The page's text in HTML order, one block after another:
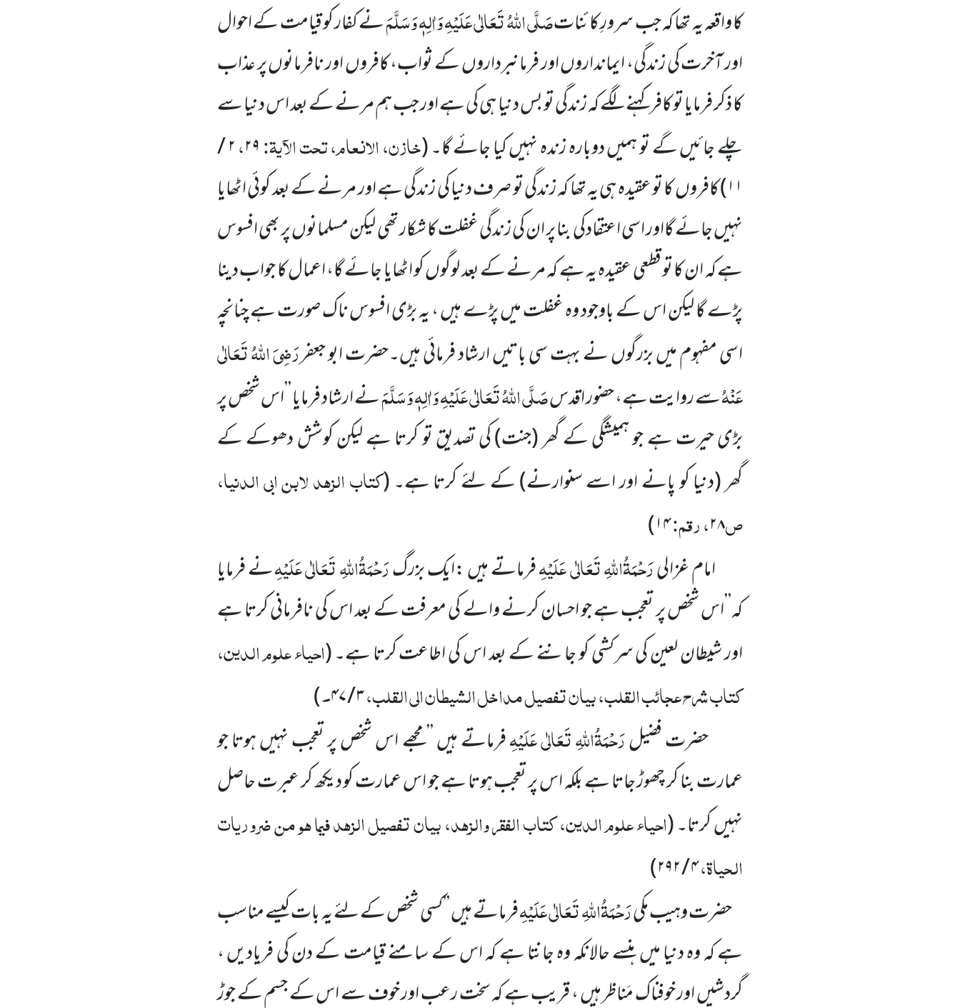
کا واقعہ یہ تھا کہ جب سرورِ کائناتصَلَّی اللہُ تَعَالٰی عَلَیْہِ وَاٰلِہٖ وَسَلَّمَنے کفار کو قیامت کے احوال
اور آخرت کی زندگی، ایمانداروں اور فرمانبرداروں کے ثواب، کافروں اور نافرمانوں پر عذاب
کا ذکر فرمایا تو کافر کہنے لگے کہ زندگی تو بس دنیا ہی کی ہے اور جب ہم مرنے کے بعد اس دنیا سے
چلے جائیں گے تو ہمیں دوبارہ زندہ نہیں کیا جائے گا۔(خازن، الانعام، تحت الآیۃ:۲۹، ۲ /
۱۱)کافروں کا تو عقیدہ ہی یہ تھا کہ زندگی تو صرف دنیا کی زندگی ہے اور مرنے کے بعد کوئی اٹھایا
نہیں جائے گااور اسی اعتقادکی بنا پر ان کی زندگی غفلت کا شکار تھی لیکن مسلمانوں پر بھی افسوس
ہے کہ ان کا تو قطعی عقیدہ یہ ہے کہ مرنے کے بعد لوگوں کو اٹھایا جائے گا، اعمال کا جواب دینا
پڑے گا لیکن اس کے باوجود وہ غفلت میں پڑے ہیں ، یہ بڑی افسوس ناک صورت ہے چنانچہ
اسی مفہوم میں بزرگوں نے بہت سی باتیں ارشاد فرمائی ہیں۔حضرت ابو جعفررَضِیَ اللہُ تَعَالٰی
عَنْہُسے روایت ہے، حضور اقدسصَلَّی اللہُ تَعَالٰی عَلَیْہِ وَاٰلِہٖ وَسَلَّمَنے ارشاد فرمایا ’’اس شخص پر
بڑی حیرت ہے جو ہمیشگی کے گھر(جنت)کی تصدیق تو کرتا ہے لیکن کوشش دھوکے کے
گھر(دنیا کو پانے اور اسے سنوارنے)کے لئے کرتا ہے۔(کتاب الزہد لابن ابی الدنیا،
ص۲۸، رقم:۱۴)
امام غزالیرَحْمَۃُاللہِ تَعَالٰی عَلَیْہِفرماتے ہیں :ایک بزرگرَحْمَۃُاللہِ تَعَالٰی عَلَیْہِنے فرمایا
کہ’’اس شخص پر تعجب ہے جو احسان کرنے والے کی معرفت کے بعد اس کی نافرمانی کرتا ہے
اور شیطان لعین کی سرکشی کو جاننے کے بعد اس کی اطاعت کرتا ہے۔(احیاء علوم الدین،
کتاب شرح عجائب القلب، بیان تفصیل مداخل الشیطان الی القلب،۳ / ۴۷ ۔)
حضرت فضیلرَحْمَۃُاللہِ تَعَالٰی عَلَیْہِفرماتے ہیں ’’مجھے اس شخص پر تعجب نہیں ہوتا جو
عمارت بنا کر چھوڑ جاتا ہے بلکہ اس پر تعجب ہوتا ہے جو اس عمارت کو دیکھ کر عبرت حاصل
نہیں کرتا۔(احیاء علوم الدین، کتاب الفقر والزہد، بیان تفصیل الزہد فیما ہو من ضروریات
الحیاۃ،۴ / ۲۹۲
)
حضرت وہیب مکیرَحْمَۃُاللہِ تَعَالٰی عَلَیْہِفرماتے ہیں ’’کسی شخص کے لئے یہ بات کیسے مناسب
ہے کہ وہ دنیا میں ہنسے حالانکہ وہ جانتا ہے کہ اس کے سامنے قیامت کے دن کی فریادیں ،
گردشیں اور خوفناک مَناظر ہیں ، قریب ہے کہ سخت رعب اور خوف سے اس کے جسم کے جوڑ